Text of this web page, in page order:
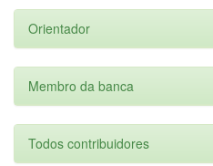
Orientador
Membro da banca
Todos contribuidores